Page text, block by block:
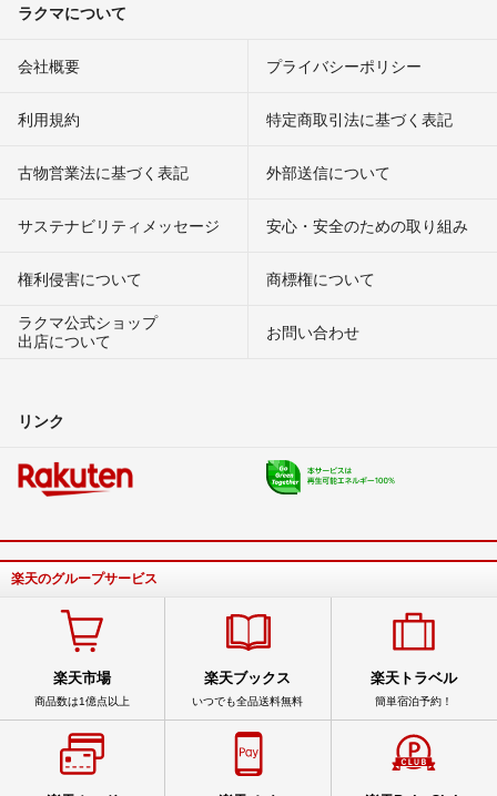
ラクマについて
会社概要 プライバシーポリシー
利用規約 特定商取引法に基づく表記
古物営業法に基づく表記 外部送信について
サステナビリティメッセージ 安心・安全のための取り組み
権利侵害について
商標権について
ラクマ公式ショップ
出店について
お問い合わせ
リンク
楽天のグループサービス
楽天市場
商品数は1億点以上
楽天ブックス
いつでも全品送料無料
楽天トラベル
簡単宿泊予約！